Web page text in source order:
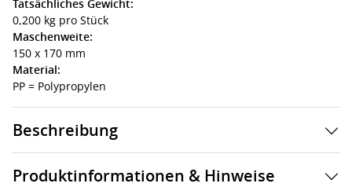
Tatsächliches Gewicht:
0,200 kg pro Stück
Maschenweite:
150 x 170 mm
Material:
PP = Polypropylen
Beschreibung
Produktinformationen & Hinweise